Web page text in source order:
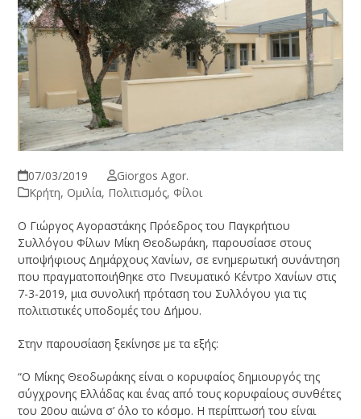
07/03/2019
Giorgos Agor.
Κρήτη, Ομιλία, Πολιτισμός, Φίλοι
Ο Γιώργος Αγοραστάκης Πρόεδρος του Παγκρήτιου
Συλλόγου Φίλων Μίκη Θεοδωράκη, παρουσίασε στους
υποψήφιους Δημάρχους Χανίων, σε ενημερωτική συνάντηση
που πραγματοποιήθηκε στο Πνευματικό Κέντρο Χανίων στις
7-3-2019, μια συνολική πρόταση του Συλλόγου για τις
πολιτιστικές υποδομές του Δήμου.
Στην παρουσίαση ξεκίνησε με τα εξής:
“Ο Μίκης Θεοδωράκης είναι ο κορυφαίος δημιουργός της
σύγχρονης Ελλάδας και ένας από τους κορυφαίους συνθέτες
του 20ου αιώνα σ’ όλο το κόσμο. Η περίπτωσή του είναι